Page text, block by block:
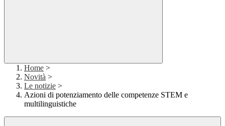
Home >
Novità >
Le notizie >
Azioni di potenziamento delle competenze STEM e
multilinguistiche